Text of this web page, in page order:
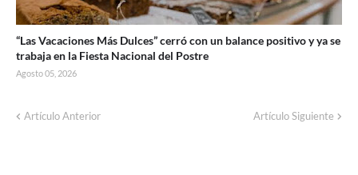
“Las Vacaciones Más Dulces” cerró con un balance positivo y ya se
trabaja en la Fiesta Nacional del Postre
Agosto 05, 2026
Artículo Anterior Artículo Siguiente